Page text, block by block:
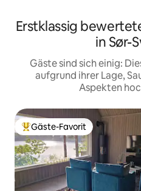
Erstklassig
in Sør-
Gäste sind sich einig:
aufgrund ihrer Lage,
Aspekten
Beliebter Gäste-Favorit.
Gäste-Favorit